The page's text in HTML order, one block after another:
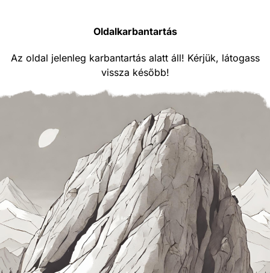
Oldalkarbantartás
Az oldal jelenleg karbantartás alatt áll! Kérjük, látogass
vissza később!